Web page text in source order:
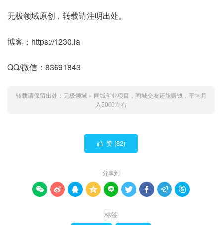
无极领域原创，转载请注明出处。
博客：https://1230.la
QQ/微信：83691843
转载请保留出处： 无极领域 » 同城创业项目，同城交友还能赚钱，平均月
入5000左右
 赞 (82)
分享到
        
标签